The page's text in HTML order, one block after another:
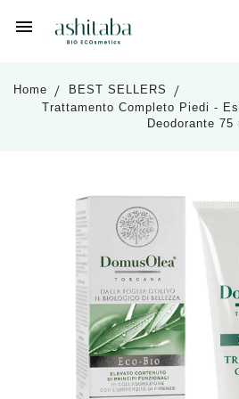
Home
BEST SELLERS
Trattamento Completo Piedi -
Deodorante 75